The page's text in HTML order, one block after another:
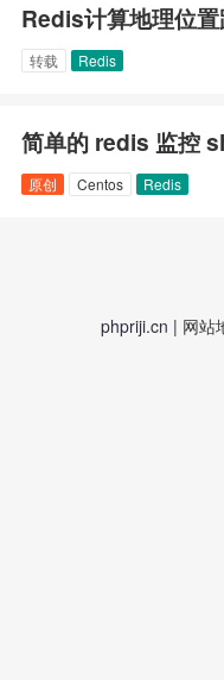
Redis计算地理位
转载 Redis
简单的 redis 监控
原创 Centos Redis
phpriji.cn | 网站